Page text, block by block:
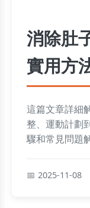
消除肚
實用方
這篇文章詳細
整、運動計劃
驟和常見問題
2025-11-08